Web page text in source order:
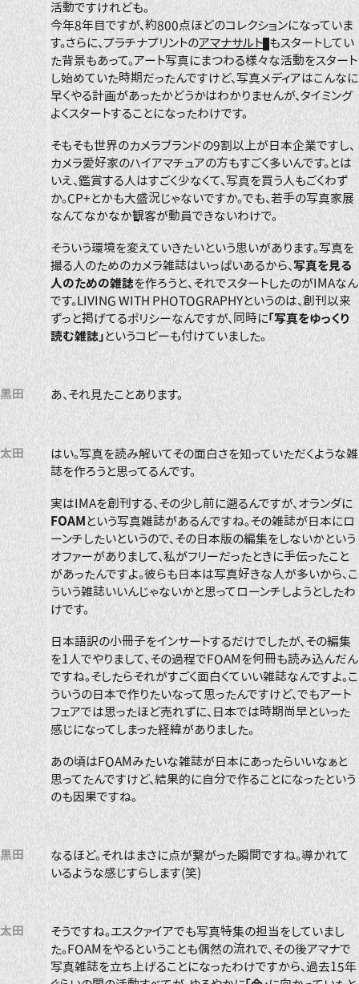
活動ですけれども。
今年8年目ですが、約800点ほどのコレクションになっていま
す。さらに、プラチナプリントのアマナサルト もスタートしてい
た背景もあって。アート写真にまつわる様々な活動をスタート
し始めていた時期だったんですけど、写真メディアはこんなに
早くやる計画があったかどうかはわかりませんが、タイミング
よくスタートすることになったわけです。
そもそも世界のカメラブランドの9割以上が日本企業ですし、
カメラ愛好家のハイアマチュアの方もすごく多いんです。とは
いえ、鑑賞する人はすごく少なくて、写真を買う人もごくわず
か。CP+とかも大盛況じゃないですか。でも、若手の写真家展
なんてなかなか観客が動員できないわけで。
そういう環境を変えていきたいという思いがあります。写真を
撮る人のためのカメラ雑誌はいっぱいあるから、写真を見る
人のための雑誌を作ろうと、それでスタートしたのがIMAなん
です。LIVING WITH PHOTOGRAPHYというのは、創刊以来
ずっと掲げてるポリシーなんですが、同時に「写真をゆっくり
読む雑誌」というコピーも付けていました。
黒田 あ、それ見たことあります。
太田
はい。写真を読み解いてその面白さを知っていただくような雑
誌を作ろうと思ってるんです。
実はIMAを創刊する、その少し前に遡るんですが、オランダに
FOAM という写真雑誌があるんですね。その雑誌が日本にロ
ーンチしたいというので、その日本版の編集をしないかという
オファーがありまして、私がフリーだったときに手伝ったこと
があったんですよ。彼らも日本は写真好きな人が多いから、こ
ういう雑誌いいんじゃないかと思ってローンチしようとしたわ
けです。
日本語訳の小冊子をインサートするだけでしたが、その編集
を1人でやりまして、その過程でFOAMを何冊も読み込んだん
ですね。そしたらそれがすごく面白くていい雑誌なんですよ。こ
ういうの日本で作りたいなって思ったんですけど、でもアート
フェアでは思ったほど売れずに、日本では時期尚早といった
感じになってしまった経緯がありました。
あの頃はFOAMみたいな雑誌が日本にあったらいいなぁと
思ってたんですけど、結果的に自分で作ることになったという
のも因果ですね。
黒田
なるほど。それはまさに点が繋がった瞬間ですね。導かれて
いるような感じすらします(笑)
太田
そうですね。エスクァイアでも写真特集の担当をしていまし
た。FOAMをやるということも偶然の流れで、その後アマナで
写真雑誌を立ち上げることになったわけですから、過去15年